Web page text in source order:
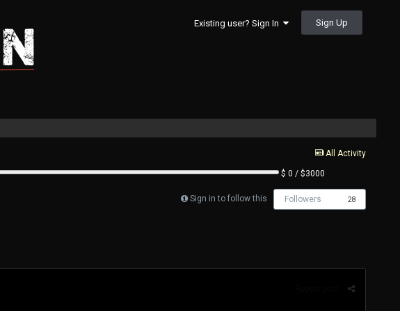
Existing user? Sign In Sign Up
All Activity
$ 0 / $3000
Sign in to follow this Followers 28